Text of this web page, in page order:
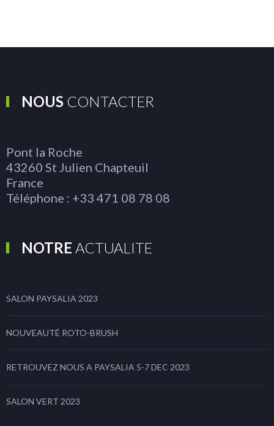
NOUS CONTACTER
Pont la Roche
43260 St Julien Chapteuil
France
Téléphone : +33 471 08 78 08
NOTRE ACTUALITE
SALON PAYSALIA 2023
NOUVEAUTÉ ROTO-BRUSH
RETROUVEZ NOUS A PAYSALIA 5-7 DEC 2023
SALON VERT 2023